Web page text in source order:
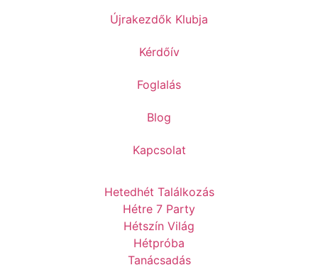
Újrakezdők Klubja
Kérdőív
Foglalás
Blog
Kapcsolat
Hetedhét Találkozás
Hétre 7 Party
Hétszín Világ
Hétpróba
Tanácsadás